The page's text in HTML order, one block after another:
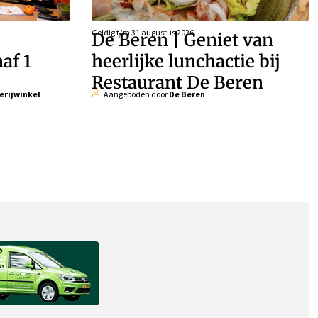
1
Geldig t/m 31 augustus 2026
De Beren | Geniet van
heerlijke lunchactie bij
Restaurant De Beren
Aangeboden door De Beren